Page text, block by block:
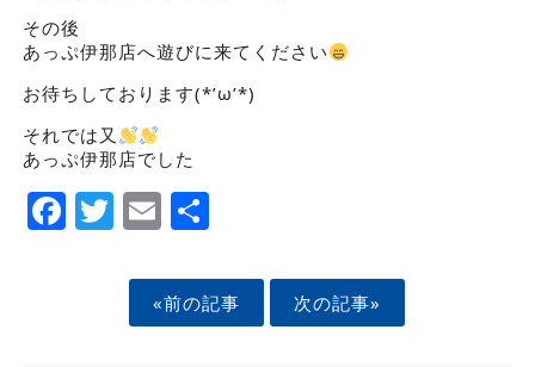
その後
あっぷ伊那店へ遊びに来てください
お待ちしております(*’ω’*)
それでは又
あっぷ伊那店でした
Facebook
Twitter
EmailShare
«前の記事 次の記事»